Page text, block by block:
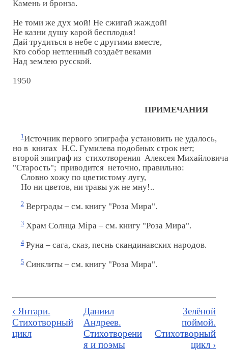
Камень и бронза.
Не томи же дух мой! Не сжигай жаждой!
Не казни душу карой бесплодья!
Дай трудиться в небе с другими вместе,
Кто собор нетленный создаёт веками
Над землею русской.
1950
ПРИМЕЧАНИЯ
1Источник первого эпиграфа установить не удалось,
но в  книгах  Н.С. Гумилева подобных строк нет;
второй эпиграф из  стихотворения  Алексея
"Старость";  приводится  неточно, правильно:
    Словно хожу по цветистому лугу,
    Но ни цветов, ни травы уж не мну!..
2 Верграды – см. книгу "Роза Мира".
3 Храм Солнца Mipa – см. книгу "Роза Мира".
4 Руна – сага, сказ, песнь скандинавских народов.
5
‹ Янтари.
Стихотворный
цикл
Даниил
Андреев.
Стихотворени
я и поэмы
Зелёной
поймой.
Стихотворный
цикл ›